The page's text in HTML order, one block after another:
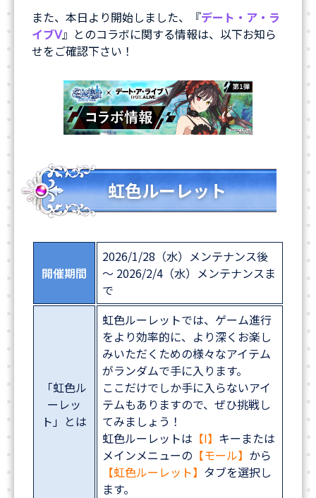
また、本日より開始しました、『デート・ア・ラ
イブⅤ』とのコラボに関する情報は、以下お知ら
せをご確認下さい！
虹色ルーレット
開催期間
2026/1/28（水）メンテナンス後
～ 2026/2/4（水）メンテナンスま
で
「虹色ル
ーレッ
ト」とは
虹色ルーレットでは、ゲーム進行
をより効率的に、より深くお楽し
みいただくための様々なアイテム
がランダムで手に入ります。
ここだけでしか手に入らないアイ
テムもありますので、ぜひ挑戦し
てみましょう！
虹色ルーレットは 【I】 キーまたは
メインメニューの 【モール】 から
【虹色ルーレット】 タブを選択し
ます。